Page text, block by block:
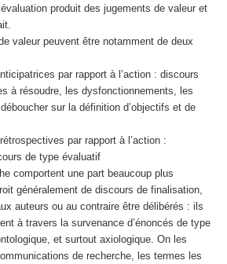
produit des jugements de valeur et
valeur peuvent être notamment de deux
par rapport à l’action : discours
à résoudre, les dysfonctionnements, les
sur la définition d’objectifs et de
par rapport à l’action :
de type évaluatif
comportent une part beaucoup plus
généralement de discours de finalisation,
auteurs ou au contraire être délibérés : ils
à travers la survenance d’énoncés de type
et surtout axiologique. On les
de recherche, les termes les